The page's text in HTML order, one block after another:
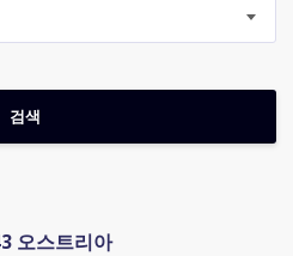
오스트리아